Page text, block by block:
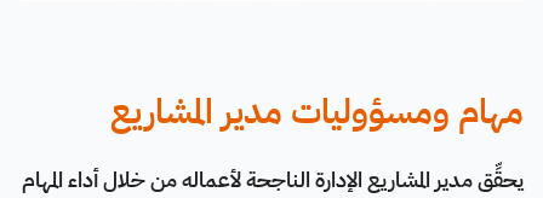
مهام ومسؤوليات مدير المشاريع
يحقِّق مدير المشاريع الإدارة الناجحة لأعماله من خلال أداء المهام